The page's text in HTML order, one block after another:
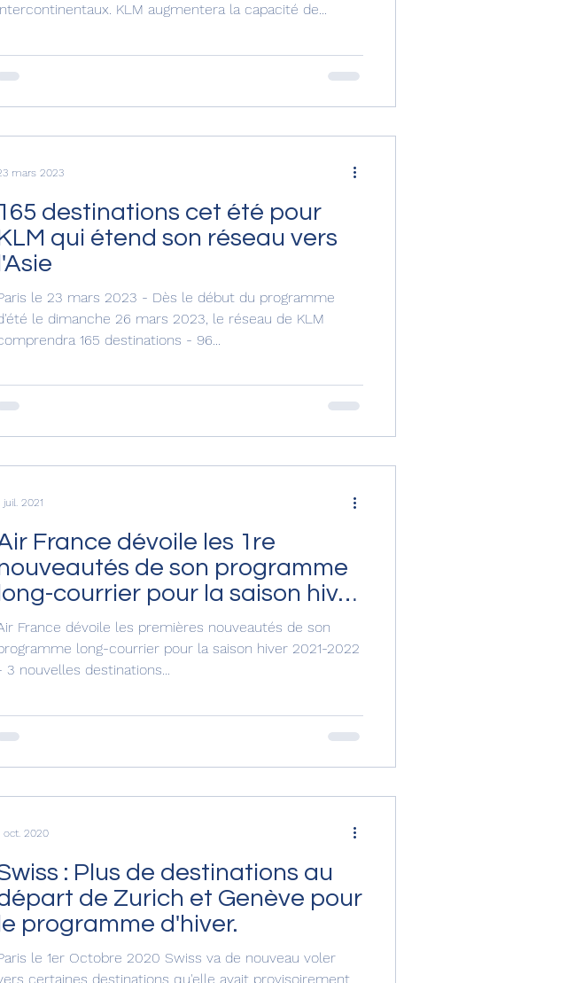
KLM augmentera la capacité de...
165 destinations cet été pour
qui étend son réseau vers
le 23 mars 2023 - Dès le début du programme
le dimanche 26 mars 2023, le réseau de KLM
165 destinations - 96...
mars 2023
France dévoile les 1re
de son programme
long-courrier pour la saison hiver
2021-2022
France dévoile les premières nouveautés de son
long-courrier pour la saison hiver 2021-2022
3 nouvelles destinations...
juil. 2021
: Plus de destinations au
de Zurich et Genève pour
programme d'hiver.
le 1er Octobre 2020 Swiss va de nouveau voler
certaines destinations qu'elle avait provisoirement
oct. 2020